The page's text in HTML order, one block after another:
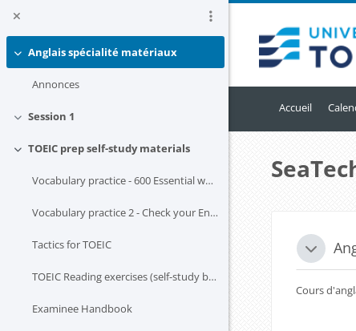
Replier
Anglais spécialité matériaux
Annonces
Replier
Session 1
Replier
TOEIC prep self-study materials
Vocabulary practice - 600 Essential words for TOEIC
Vocabulary practice 2 - Check your English vocabulary
Tactics for TOEIC
TOEIC Reading exercises (self-study booklet)
Examinee Handbook
Accueil
Blocs
Replier
Cours